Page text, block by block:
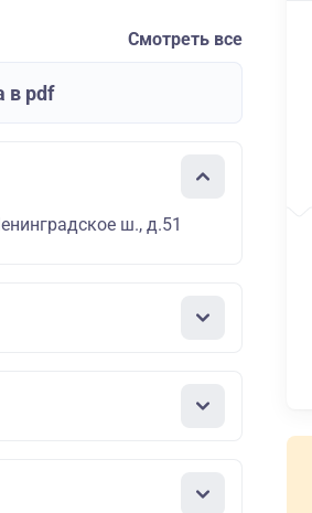
Смотреть все
в pdf
ш., д.51